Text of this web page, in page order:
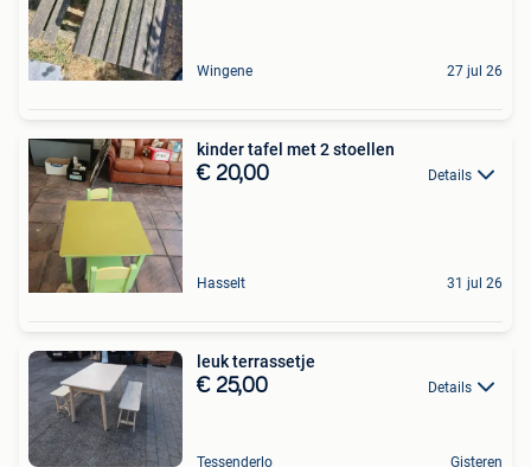
Wingene 27 jul 26
kinder tafel met 2 stoellen
€ 20,00 Details
Hasselt 31 jul 26
leuk terrassetje
€ 25,00 Details
Tessenderlo Gisteren